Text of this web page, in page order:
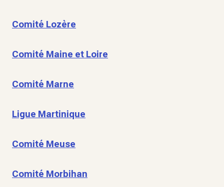
Comité Lozère
Comité Maine et Loire
Comité Marne
Ligue Martinique
Comité Meuse
Comité Morbihan